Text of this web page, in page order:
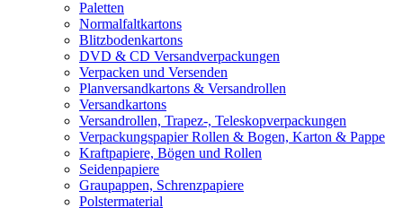
Paletten
Normalfaltkartons
Blitzbodenkartons
DVD & CD Versandverpackungen
Verpacken und Versenden
Planversandkartons & Versandrollen
Versandkartons
Versandrollen, Trapez-, Teleskopverpackungen
Verpackungspapier Rollen & Bogen, Karton & Pappe
Kraftpapiere, Bögen und Rollen
Seidenpapiere
Graupappen, Schrenzpapiere
Polstermaterial